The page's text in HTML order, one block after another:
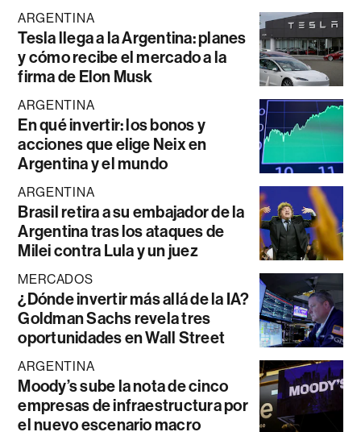
ARGENTINA
Tesla llega a la Argentina: planes
y cómo recibe el mercado a la
firma de Elon Musk
ARGENTINA
En qué invertir: los bonos y
acciones que elige Neix en
Argentina y el mundo
ARGENTINA
Brasil retira a su embajador de la
Argentina tras los ataques de
Milei contra Lula y un juez
MERCADOS
¿Dónde invertir más allá de la IA?
Goldman Sachs revela tres
oportunidades en Wall Street
ARGENTINA
Moody’s sube la nota de cinco
empresas de infraestructura por
el nuevo escenario macro